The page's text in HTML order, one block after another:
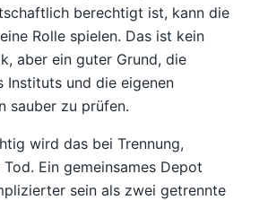
berechtigt ist, kann die
Rolle spielen. Das ist kein
aber ein guter Grund, die
Instituts und die eigenen
sauber zu prüfen.
wird das bei Trennung,
Ein gemeinsames Depot
sein als zwei getrennte